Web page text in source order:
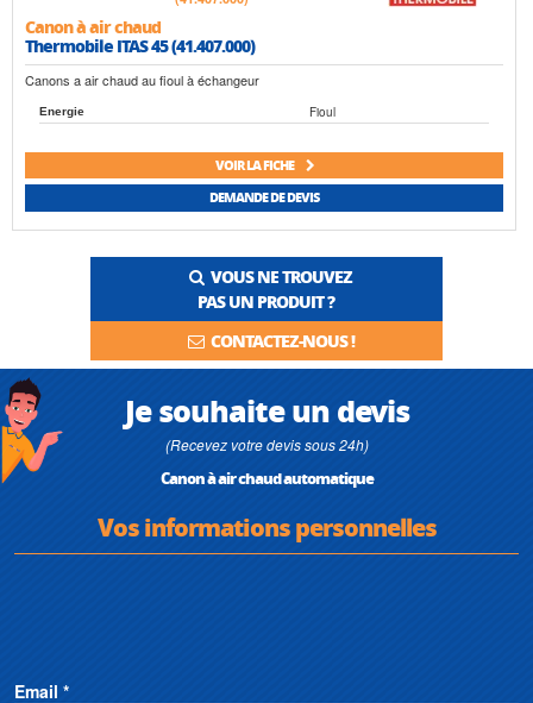
Canon à air chaud
Thermobile ITAS 45 (41.407.000)
Canons a air chaud au fioul à échangeur
Energie Fioul
VOIR LA FICHE
DEMANDE DE DEVIS
VOUS NE TROUVEZ
PAS UN PRODUIT ?
CONTACTEZ-NOUS !
Je souhaite un devis
(Recevez votre devis sous 24h)
Canon à air chaud automatique
Vos informations personnelles
Email *